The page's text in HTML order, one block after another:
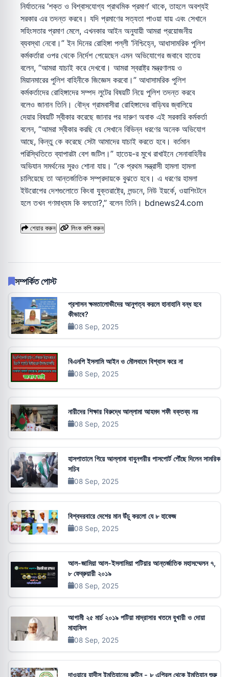
নির্যাতনের ‘শক্ত ও বিশ্বাসযোগ্য প্রাথমিক প্রমাণ’ থাকে, তাহলে অবশ্যই
সরকার এর তদন্ত করবে। যদি প্রমাণের সত্যতা পাওয়া যায় এবং সেখানে
সহিংসতার প্রমাণ মেলে, এখনকার আইন অনুযায়ী আমরা প্রয়োজনীয়
ব্যবস্থা নেবো।” ইন দিনের রোহিঙ্গা পল্লী ‘নিশ্চিহ্নে, আধাসামরিক পুলিশ
কর্মকর্তারা ওপর থেকে নির্দেশ পেয়েছেন এমন অভিযোগের জবাবে হাতেয়
বলেন, “আমরা যাচাই করে দেখবো। আমরা স্বরাষ্ট্র মন্ত্রণালয় ও
মিয়ানমারের পুলিশ বাহিনীকে জিজ্ঞেস করবো।” আধাসামরিক পুলিশ
কর্মকর্তাদের রোহিঙ্গাদের সম্পদ লুটের বিষয়টি নিয়ে পুলিশ তদন্ত করবে
বলেও জানান তিনি। বৌদ্ধ গ্রামবাসীরা রোহিঙ্গাদের বাড়িঘর জ্বালিয়ে
দেয়ার বিষয়টি স্বীকার করেছে জানার পর দারুণ অবাক এই সরকারি কর্মকর্তা
বলেন, “আমরা স্বীকার করছি যে সেখানে বিভিন্ন ধরণের অনেক অভিযোগ
আছে, কিন্তু কে করেছে সেটা আমাদের যাচাই করতে হবে। বর্তমান
পরিস্থিতিতে ব্যাপারটা বেশ জটিল।” হাতেয়-র মুখে রাখাইনে সেনাবাহিনীর
অভিযান সমর্থনের সুরও শোনা যায়। “কে প্রথম সন্ত্রাসী হামলা হামলা
চালিয়েছে তা আন্তর্জাতিক সম্প্রদায়কে বুঝতে হবে। এ ধরণের হামলা
ইউরোপের দেশগুলোতে কিংবা যুক্তরাষ্ট্রে, লন্ডনে, নিউ ইয়র্কে, ওয়াশিংটনে
হলে তখন গণমাধ্যম কি বলতো?,” বলেন তিনি। bdnews24.com
শেয়ার করুন লিংক কপি করুন
সম্পর্কিত পোস্ট
প্রশাসন ক্ষমতালোভীদের আনুগত্য করলে হানাহানি বন্ধ হবে
কীভাবে?
08 Sep, 2025
বিএনপি ইসলামি আইন ও মৌলবাদে বিশ্বাস করে না
08 Sep, 2025
নারীদের শিক্ষার বিরুদ্ধে আল্লামা আহমদ শফী বক্তব্য নয়
08 Sep, 2025
হাসপাতালে গিয়ে আল্লামা বাবুনগরীর পাসপোর্ট পৌঁছে দিলেন সামরিক
সচিব
08 Sep, 2025
বিশ্বদরবারে দেশের মান উঁচু করলো যে ৮ হাফেজ
08 Sep, 2025
আল-জামিয়া আল-ইসলামিয়া পটিয়ার আন্তর্জাতিক মহাসম্মেলন ৭,
৮ ফেব্রুয়ারী ২০১৯
08 Sep, 2025
আগামী ২৫ মার্চ ২০১৯ পটিয়া মাদ্রাসার খতমে বুখারী ও দোয়া
মাহাফিল
08 Sep, 2025
দাওয়ারে হাদীস ইমতিহানের রুটিন - ৮ এপ্রিল থেকে ইমতিহান শুরু